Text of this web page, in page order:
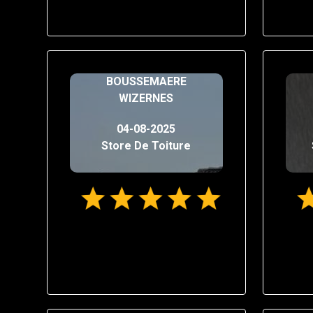
BOUSSEMAERE
WIZERNES
04-08-2025
Store De Toiture